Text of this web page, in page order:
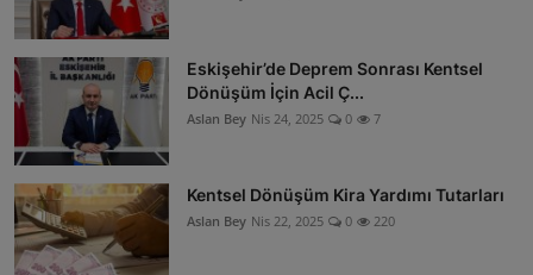
Eskişehir’de Deprem Sonrası Kentsel
Dönüşüm İçin Acil Ç...
Aslan Bey Nis 24, 2025 0 7
Kentsel Dönüşüm Kira Yardımı Tutarları
Aslan Bey Nis 22, 2025 0 220